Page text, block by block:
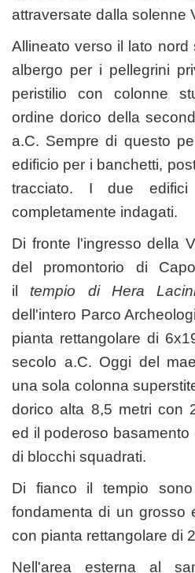
attraversate dalla solenne
Allineato verso il lato nord
albergo per i pellegrini
peristilio con colonne
ordine dorico della
a.C. Sempre di questo
edificio per i banchetti,
tracciato. I due
completamente indagati.
Di fronte l'ingresso della
del promontorio di
il
tempio di Hera
dell'intero Parco
pianta rettangolare di
secolo a.C. Oggi del
una sola colonna
dorico alta 8,5 metri con
ed il poderoso
di blocchi squadrati.
Di fianco il tempio
fondamenta di un grosso
con pianta rettangolare di
Nell'area esterna al